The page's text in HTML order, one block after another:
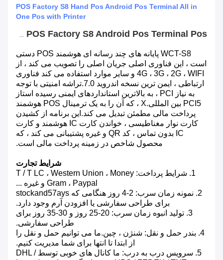
POS Factory S8 Hand Pos Android Pos Terminal All in
One Pos with Printer
POS Factory S8 Android Pos Terminal Pos همه در یک Pos با چاپگر
WCT-S8 پایانه های چند رسانه ای هوشمند POS دستی
است ، این فناوری اصلی جریان اصلی را تصویب می کند ، از
4G ، 3G ، 2G ، WIFI و سایر موارد استفاده می کند
فناوری
ارتباطی ، ایمن ترین نسخه اندروید 7.0.تراشه امنیتی با توجه
به نیاز PCI ، به بالاترین استانداردهای ایمنی رسیده است
از
PCI5 بین المللی.X ، که آن را به یک ترمینال POS هوشمند
پرداخت مالی مطمئن تبدیل می کند.این برنامه از کشیدن
کارت نوار مغناطیسی ، خواندن کارت IC هوشمند و کارت
IC بدون تماس ، کد QR و غیره پشتیبانی می کند ، که
محصول شاخص در زمینه پرداخت مالی است.
شرایط تجارت
1. شرایط پرداخت: T / T LC ، Western Union ، Money
Gram ، Paypal و غیره ...
2. نمونه زمان سرب: 2-4 روز هنگامی که stockand57ays
برای طراحی سفارشی یا افزودن آرم وجود دارد.
3. تولید انبوه زمان سرب: 20-25 روز و 30-35 روز برای
طراحی سفارشی.
4. بندر حمل و نقل: شنژن ، چین.ما می توانیم حمل و نقل را
از ابتدا تا انتها برای شما مدیریت کنیم.
5. سرویس درب به درب: ما کانال های خوبی توسط DHL /